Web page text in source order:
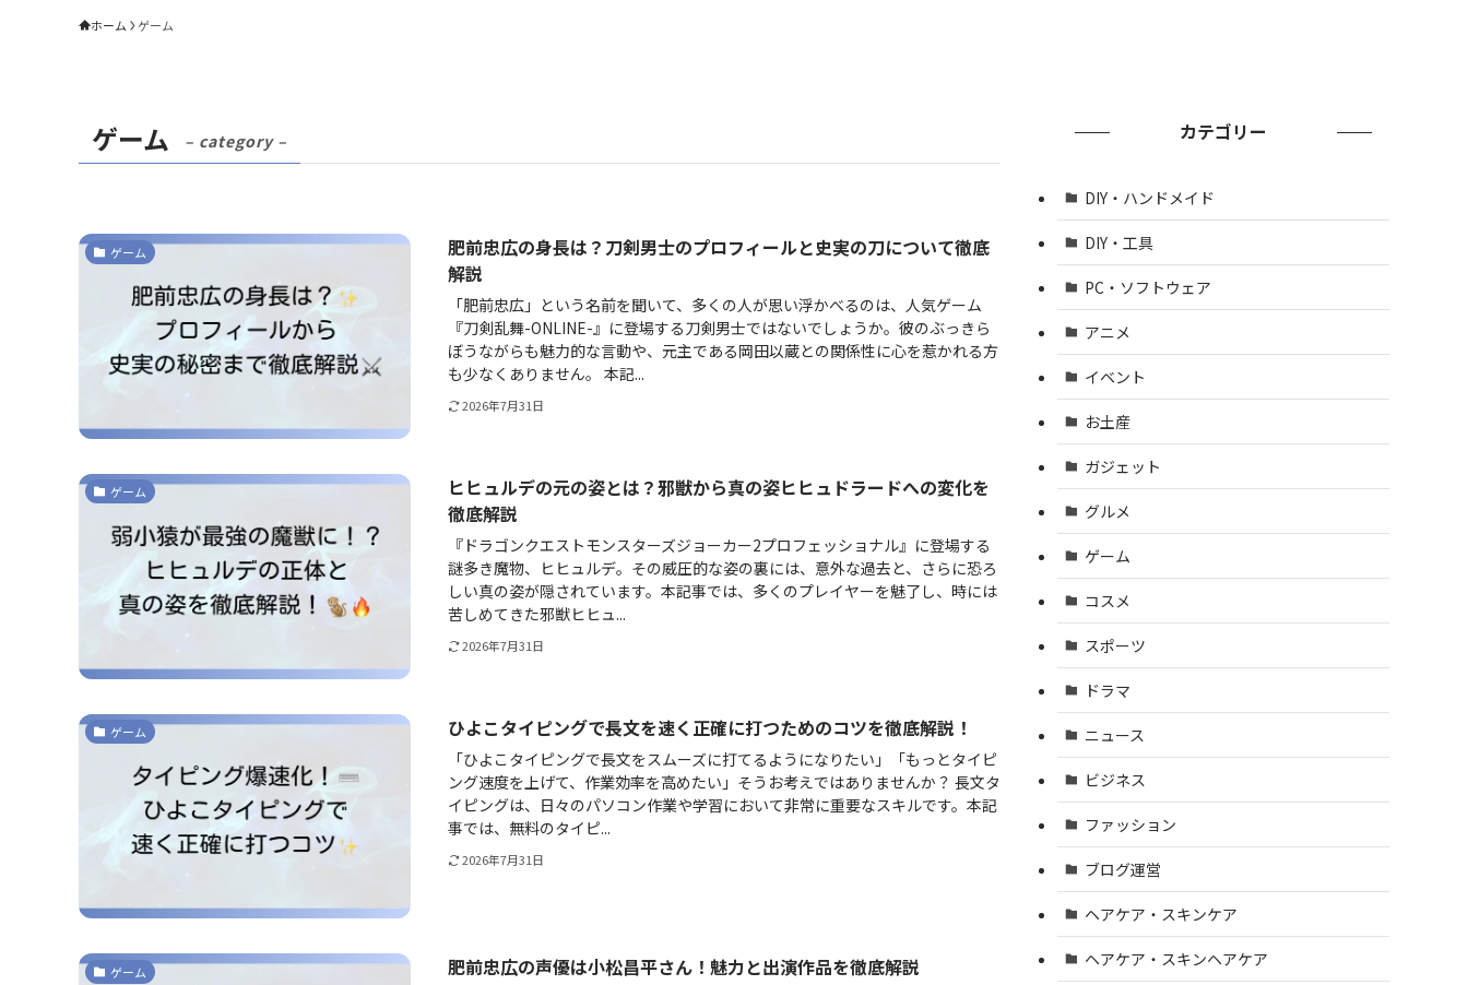
ホーム ゲーム
ゲーム – category –
ゲーム
肥前忠広の身長は？刀剣男士のプロフィールと史実の刀について徹底
解説
「肥前忠広」という名前を聞いて、多くの人が思い浮かべるのは、人気ゲーム
『刀剣乱舞-ONLINE-』に登場する刀剣男士ではないでしょうか。彼のぶっきら
ぼうながらも魅力的な言動や、元主である岡田以蔵との関係性に心を惹かれる方
も少なくありません。 本記...
2026年7月31日
ゲーム
ヒヒュルデの元の姿とは？邪獣から真の姿ヒヒュドラードへの変化を
徹底解説
『ドラゴンクエストモンスターズジョーカー2プロフェッショナル』に登場する
謎多き魔物、ヒヒュルデ。その威圧的な姿の裏には、意外な過去と、さらに恐ろ
しい真の姿が隠されています。本記事では、多くのプレイヤーを魅了し、時には
苦しめてきた邪獣ヒヒュ...
2026年7月31日
ゲーム ひよこタイピングで長文を速く正確に打つためのコツを徹底解説！
「ひよこタイピングで長文をスムーズに打てるようになりたい」「もっとタイピ
ング速度を上げて、作業効率を高めたい」そうお考えではありませんか？ 長文タ
イピングは、日々のパソコン作業や学習において非常に重要なスキルです。本記
事では、無料のタイピ...
2026年7月31日
ゲーム 肥前忠広の声優は小松昌平さん！魅力と出演作品を徹底解説
カテゴリー
DIY・ハンドメイド
DIY・工具
PC・ソフトウェア
アニメ
イベント
お土産
ガジェット
グルメ
ゲーム
コスメ
スポーツ
ドラマ
ニュース
ビジネス
ファッション
ブログ運営
ヘアケア・スキンケア
ヘアケア・スキンヘアケア